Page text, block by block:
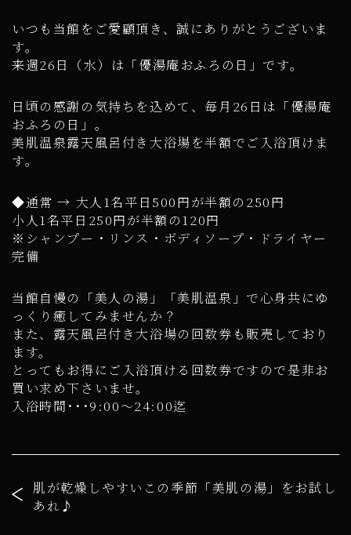
いつも当館をご愛顧頂き、誠にありがとうございま
す。
来週26日（水）は「優湯庵おふろの日」です。
日頃の感謝の気持ちを込めて、毎月26日は「優湯庵
おふろの日」。
美肌温泉露天風呂付き大浴場を半額でご入浴頂けま
す。
◆通常 → 大人1名平日500円が半額の250円
小人1名平日250円が半額の120円
※シャンプー・リンス・ボディソープ・ドライヤー
完備
当館自慢の「美人の湯」「美肌温泉」で心身共にゆ
っくり癒してみませんか？
また、露天風呂付き大浴場の回数券も販売しており
ます。
とってもお得にご入浴頂ける回数券ですので是非お
買い求め下さいませ。
入浴時間･･･9:00～24:00迄
肌が乾燥しやすいこの季節「美肌の湯」をお試し
あれ♪